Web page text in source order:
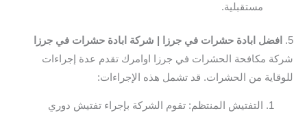
مستقبلية.
5.
افضل ابادة حشرات في جرزا | شركة ابادة حشرات في جرزا
شركة مكافحة الحشرات في جرزا اوامرك تقدم عدة إجراءات
للوقاية من الحشرات. قد تشمل هذه الإجراءات:
التفتيش المنتظم: تقوم الشركة بإجراء تفتيش دوري